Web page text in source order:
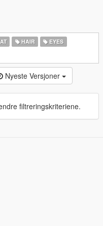
HAIR
EYES
Nyeste Versjoner
filtreringskriteriene.